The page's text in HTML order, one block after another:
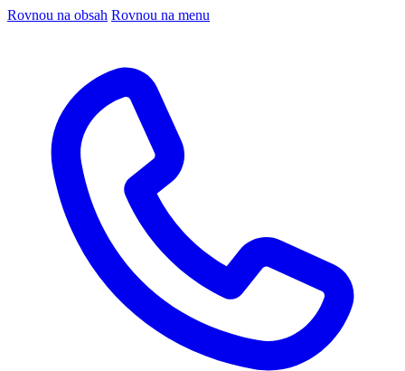
Rovnou na obsah Rovnou na menu